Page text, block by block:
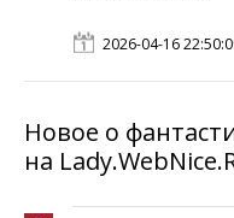
2026-04-16
Новое о
на